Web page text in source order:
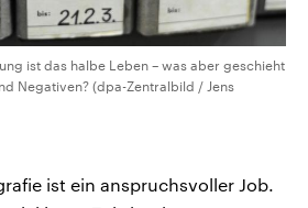
ist das halbe Leben – was aber geschieht
Negativen? (dpa-Zentralbild / Jens
ist ein anspruchsvoller Job.